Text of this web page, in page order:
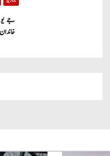
جے یو